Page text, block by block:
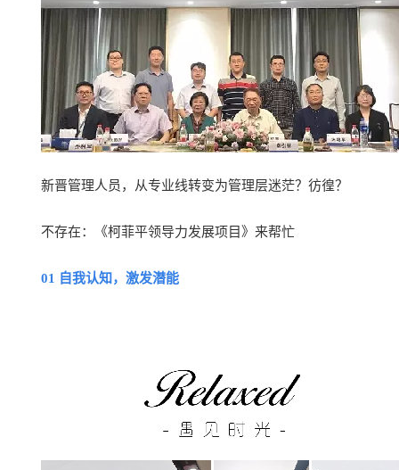
新晋管理人员，从专业线转变为管理层迷茫？彷徨？
不存在：《柯菲平领导力发展项目》 来帮忙
01 自我认知，激发潜能